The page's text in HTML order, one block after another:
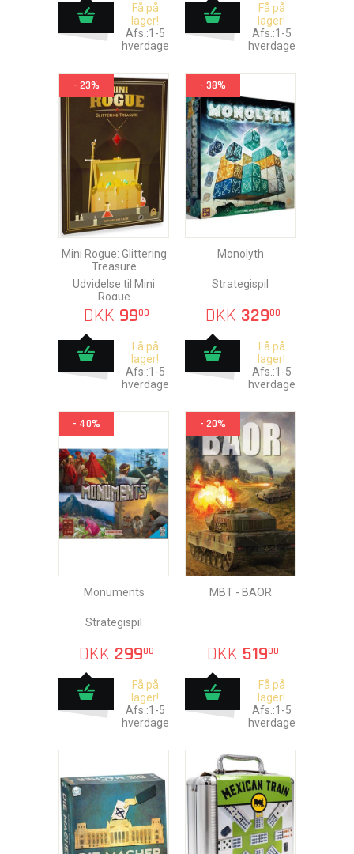
Få på
lager!
Afs.:1-5
hverdage
Få på
lager!
Afs.:1-5
hverdage
- 23%
Mini Rogue: Glittering
Treasure
Udvidelse til Mini
Rogue
DKK 9900
Få på
lager!
Afs.:1-5
hverdage
- 38%
Monolyth
Strategispil
DKK 32900
Få på
lager!
Afs.:1-5
hverdage
- 40%
Monuments
Strategispil
DKK 29900
Få på
lager!
Afs.:1-5
hverdage
- 20%
MBT - BAOR
DKK 51900
Få på
lager!
Afs.:1-5
hverdage